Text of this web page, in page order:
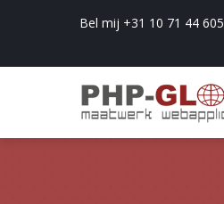
Bel mij +31 10 71 44 605